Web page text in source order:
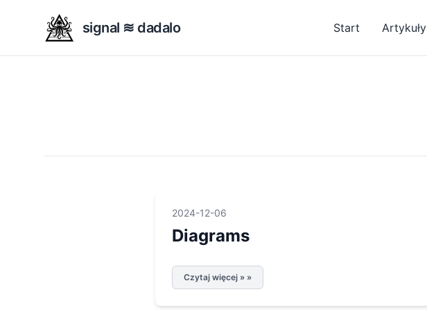
signal ≋ dadalo Start Artykuły
2024-12-06
Diagrams
Czytaj więcej » »